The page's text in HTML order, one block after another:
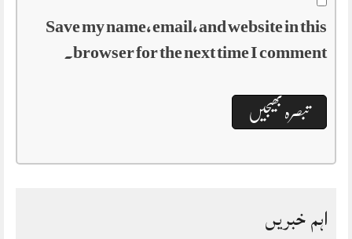
Save my name, email, and website in this
browser for the next time I comment.
اہم خبریں